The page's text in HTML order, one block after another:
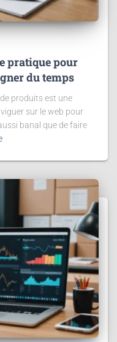
pratique pour
du temps
produits est une
sur le web pour
banal que de faire